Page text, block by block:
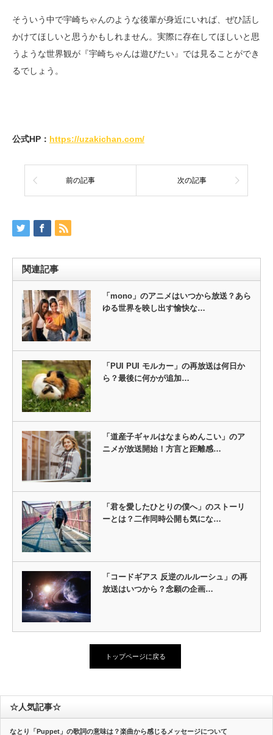
そういう中で宇崎ちゃんのような後輩が身近にいれば、ぜひ話し
かけてほしいと思うかもしれません。実際に存在してほしいと思
うような世界観が『宇崎ちゃんは遊びたい』では見ることができ
るでしょう。
公式HP： https://uzakichan.com/
前の記事 次の記事
関連記事
「mono」のアニメはいつから放送？あら
ゆる世界を映し出す愉快な…
「PUI PUI モルカー」の再放送は何日か
ら？最後に何かが追加…
「道産子ギャルはなまらめんこい」のア
ニメが放送開始！方言と距離感…
「君を愛したひとりの僕へ」のストーリ
ーとは？二作同時公開も気にな…
「コードギアス 反逆のルルーシュ」の再
放送はいつから？念願の企画…
トップページに戻る
☆人気記事☆
なとり「Puppet」の歌詞の意味は？楽曲から感じるメッセージについて